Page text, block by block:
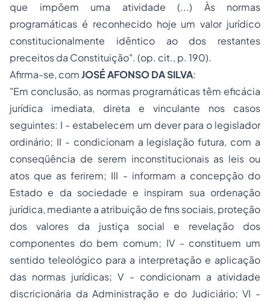
que impõem uma atividade (...) Às normas
programáticas é reconhecido hoje um valor jurídico
constitucionalmente idêntico ao dos restantes
preceitos da Constituição". (op. cit., p. 190).
Afirma-se, comJOSÉ AFONSO DA SILVA:
"Em conclusão, as normas programáticas têm eficácia
jurídica imediata, direta e vinculante nos casos
seguintes: I - estabelecem um dever para o legislador
ordinário; II - condicionam a legislação futura, com a
conseqüência de serem inconstitucionais as leis ou
atos que as ferirem; III - informam a concepção do
Estado e da sociedade e inspiram sua ordenação
jurídica, mediante a atribuição de fins sociais, proteção
dos valores da justiça social e revelação dos
componentes do bem comum; IV - constituem um
sentido teleológico para a interpretação e aplicação
das normas jurídicas; V - condicionam a atividade
discricionária da Administração e do Judiciário; VI -